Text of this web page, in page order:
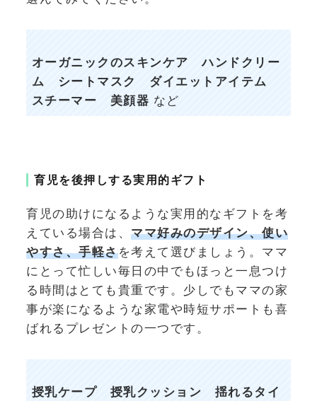
オーガニックのスキンケア ハンドクリー
ム シートマスク ダイエットアイテム
スチーマー 美顔器 など
育児を後押しする実用的ギフト
育児の助けになるような実用的なギフトを考
えている場合は、 ママ好みのデザイン、使い
やすさ、手軽さを考えて選びましょう。ママ
にとって忙しい毎日の中でもほっと一息つけ
る時間はとても貴重です。少しでもママの家
事が楽になるような家電や時短サポートも喜
ばれるプレゼントの一つです。
授乳ケープ 授乳クッション 揺れるタイ